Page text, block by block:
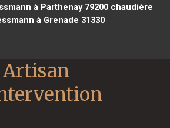
à Parthenay 79200chaudière
à Grenade 31330
Artisan